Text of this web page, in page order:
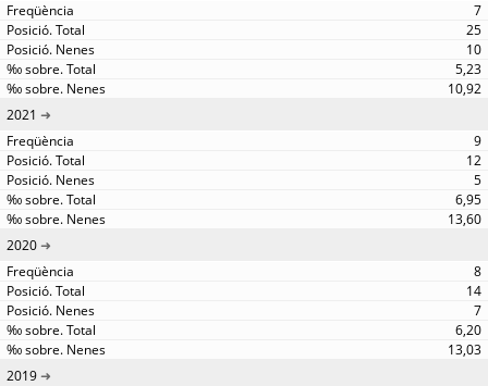
7
25
10
5,23
10,92
2021
9
12
5
6,95
13,60
2020
8
14
7
6,20
13,03
2019